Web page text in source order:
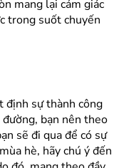
mang lại cảm giác
trong suốt chuyến
sự thành công
bạn nên theo
sẽ đi qua để có sự
hè, hãy chú ý đến